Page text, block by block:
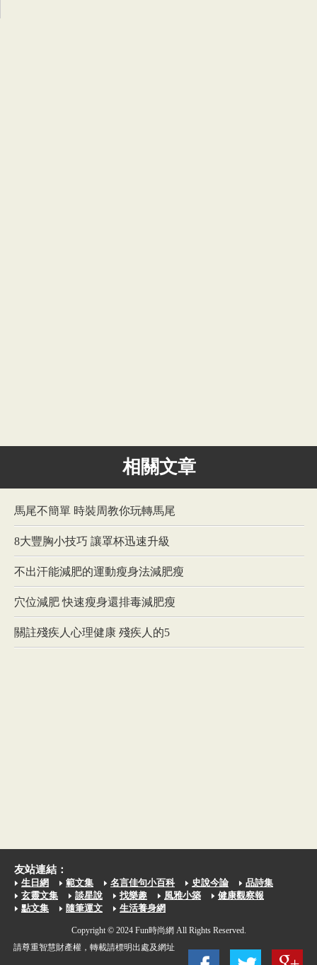
相關文章
馬尾不簡單 時裝周教你玩轉馬尾
8大豐胸小技巧 讓罩杯迅速升級
不出汗能減肥的運動瘦身法減肥瘦
穴位減肥 快速瘦身還排毒減肥瘦
關註殘疾人心理健康 殘疾人的5
友站連結：
生日網 範文集 名言佳句小百科 史說今論
品詩集
玄靈文集
談星說 找樂趣 風雅小築
健康觀察報
點文集
隨筆運文 生活養身網
Copyright © 2024 Fun時尚網 All Rights Reserved.
請尊重智慧財產權，轉載請標明出處及網址